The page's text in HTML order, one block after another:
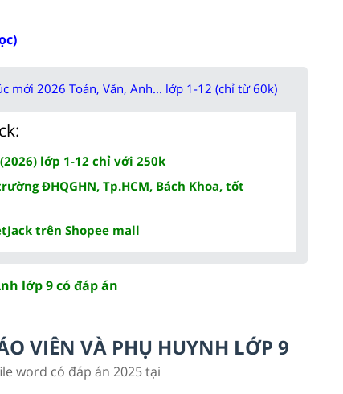
mới 2026 Toán, Văn, Anh... lớp 1-12 (chỉ từ 60k)
lớp 1-12 chỉ với 250k
ĐHQGHN, Tp.HCM, Bách Khoa, tốt
trên Shopee mall
lớp 9 có đáp án
VIÊN VÀ PHỤ HUYNH LỚP 9
word có đáp án 2025 tại